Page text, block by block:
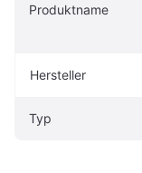
Produktname
Hersteller
Typ